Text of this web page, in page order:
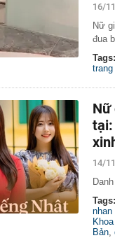
16/
Nữ
đua
Tags:
Nữ
tại:
14/
Tags:
nhan
Bản